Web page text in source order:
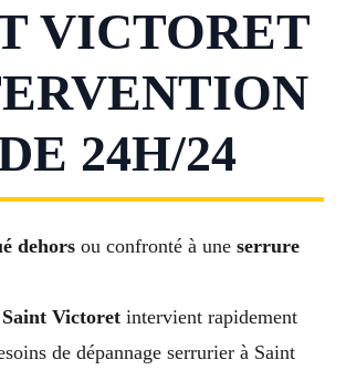
VICTORET
24H/24
dehors ou confronté à une serrure
Victoret intervient rapidement
de dépannage serrurier à Saint